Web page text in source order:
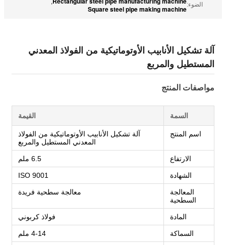
الضوء:
,
Square steel pipe making machine
آلة تشكيل الأنابيب الأوتوماتيكية من الفولاذ المعدني
المستطيل والمربع
مواصفات المنتج
السمة القيمة
اسم المنتج
آلة تشكيل الأنابيب الأوتوماتيكية من الفولاذ
المعدني المستطيل والمربع
الارتفاع 6.5 ملم
الشهادة ISO 9001
المعالجة
السطحية
معالجة سطحية فريدة
المادة فولاذ كربوني
السماكة 4-14 ملم